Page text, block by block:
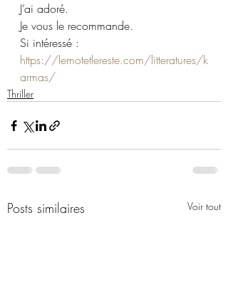
J’ai adoré.
Je vous le recommande.
Si intéressé :
https://lemotetlereste.com/litteratures/k
armas/
Thriller
Posts similaires Voir tout